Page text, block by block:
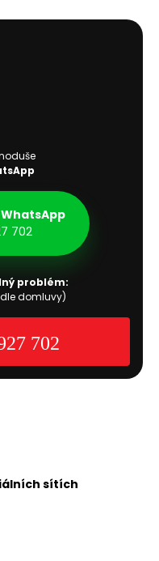
702
problém:
domluvy)
702
sítích